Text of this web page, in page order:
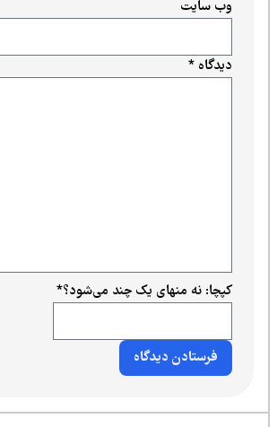
دیدگاه*
وب‌ سایت
کپچا: نه منهای یک چند می‌شود؟*